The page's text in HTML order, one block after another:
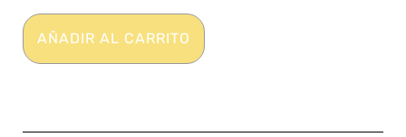
–
Suave
AÑADIR AL CARRITO